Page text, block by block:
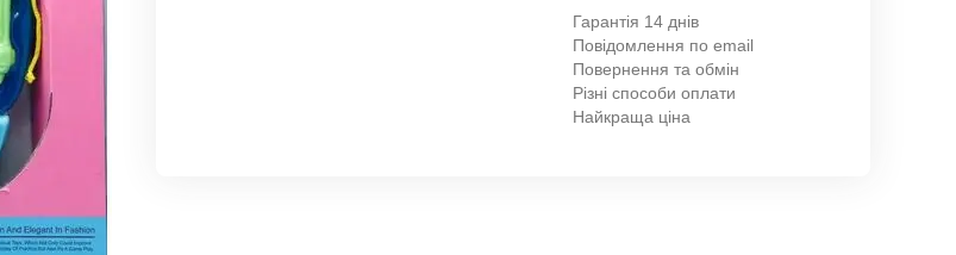
Гарантія 14 днів
Повідомлення по email
Повернення та обмін
Різні способи оплати
Найкраща ціна